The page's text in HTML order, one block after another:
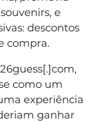
e
descontos
compra.
como um
experiência
ganhar